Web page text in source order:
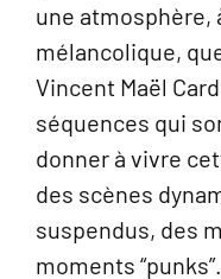
une atmosphère,
mélancolique,
Vincent Maël
séquences qui
donner à vivre
des scènes
suspendus, des
moments “punks”.